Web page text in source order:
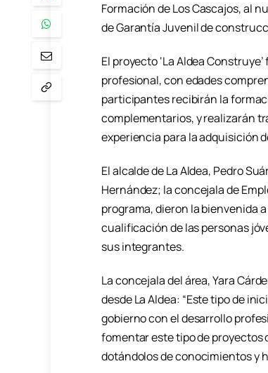
Formación de Los Cascajos, al
de Garantía Juvenil de
El proyecto ‘La Aldea
profesional, con edades
participantes recibirán la
complementarios, y realizarán
experiencia para la adquisición
El alcalde de La Aldea, Pedro
Hernández; la concejala de
programa, dieron la bienvenida
cualificación de las personas
sus integrantes.
La concejala del área, Yara
desde La Aldea: “Este tipo de
gobierno con el desarrollo
fomentar este tipo de proyectos
dotándolos de conocimientos y